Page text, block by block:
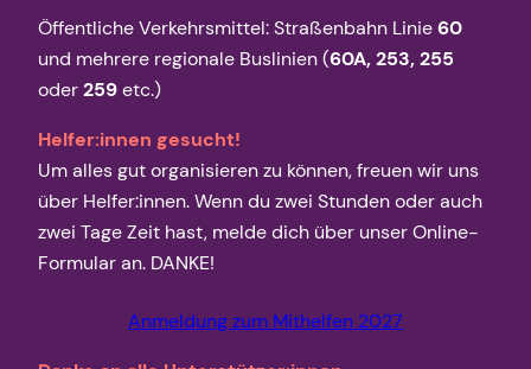
Öffentliche Verkehrsmittel: Straßenbahn Linie60
und mehrere regionale Buslinien (60A, 253, 255
oder259etc.)
Helfer:innen gesucht!
Um alles gut organisieren zu können, freuen wir uns
über Helfer:innen. Wenn du zwei Stunden oder auch
zwei Tage Zeit hast, melde dich über unser Online-
Formular an. DANKE!
Anmeldung zum Mithelfen 2027